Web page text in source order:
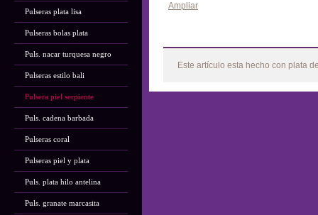
Pulseras plata lisa
Pulseras bolas plata
Puls. nacar turquesa negro
Pulseras estilo bali
Pulsera piel serpiente
Puls. cadena barbada
Pulseras coral
Pulseras piel y plata
Puls. plata hilo antelina
Puls. granate marcasita
Ampliar
Este artículo esta hecho con plata